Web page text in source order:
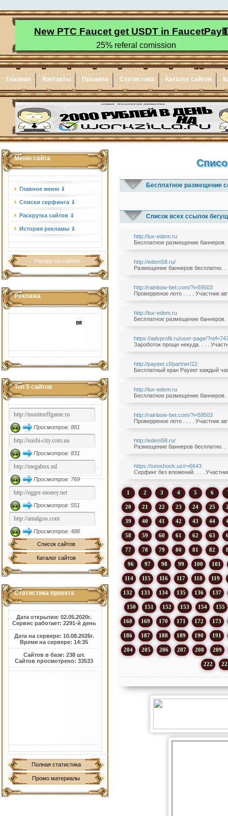
Главная Контакты Правила Статистика Каталог сайтов
Меню сайта
Главное меню ⇓
Списки серфинга ⇓
Раскрутка сайтов ⇓
История рекламы ⇓
Раскрутка сайтов
Реклама
Топ 5 сайтов
Просмотров: 881
Просмотров: 831
Просмотров: 769
Просмотров: 551
Просмотров: 486
Список сайтов
Каталог сайтов
Статистика проекта
Дата открытия: 02.05.2020г.
Сервис работает: 2291-й день
Дата на сервере: 10.08.2026г.
Время на сервере: 14:35
Сайтов в базе: 238 шт.
Сайтов просмотрено: 33533
Полная статистика
Промо материалы
Бесплатное размещение
Список всех ссылок
http://lux-edem.ru
Бесплатное размещение баннеров.
http://edem58.ru/
Размещение баннеров бесплатно. .
http://rainbow-bet.com/?i=59503
Проверреное лото . . . . Участник
http://lux-edem.ru
Бесплатное размещение баннеров.
https://advprofit.ru/user-page/
Зароботок проще некуда. . . .
http://payeer.cf/partner/22
Бесплатный кран Payeer каждый
http://lux-edem.ru
Бесплатное размещение баннеров.
http://rainbow-bet.com/?i=59503
Проверреное лото . . . . Участник
http://edem58.ru/
Размещение баннеров бесплатно. .
https://seoshock.uz/r=6643
Серфинг без вложений. . . .
1 2 3 4 5 6
20 21 22 23 24 25
39 40 41 42 43 44
58 59 60 61 62 63
77 78 79 80 81 82
96 97 98 99 100 101
114 115 116 117 118 119
132 133 134 135 136 137
150 151 152 153 154 155
168 169 170 171 172 173
186 187 188 189 190 191
204 205 206 207 208 209
222